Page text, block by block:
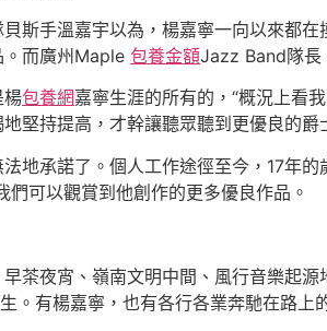
手溫嘉宇以為，楊嘉寧一向以來都在
而廣州Maple 包養金額Jazz Band隊長
包養網嘉寧生涯的所有的，“概況上看
堅持提高，才幹讓聽眾聽到更優良的
承諾了。個人工作途徑至今，17年的
們可以觀賞到他創作的更多優良作品。
夜宵、嶺南文明中間、風行音樂起
。有楊嘉寧，也有各行各業奔馳在路上